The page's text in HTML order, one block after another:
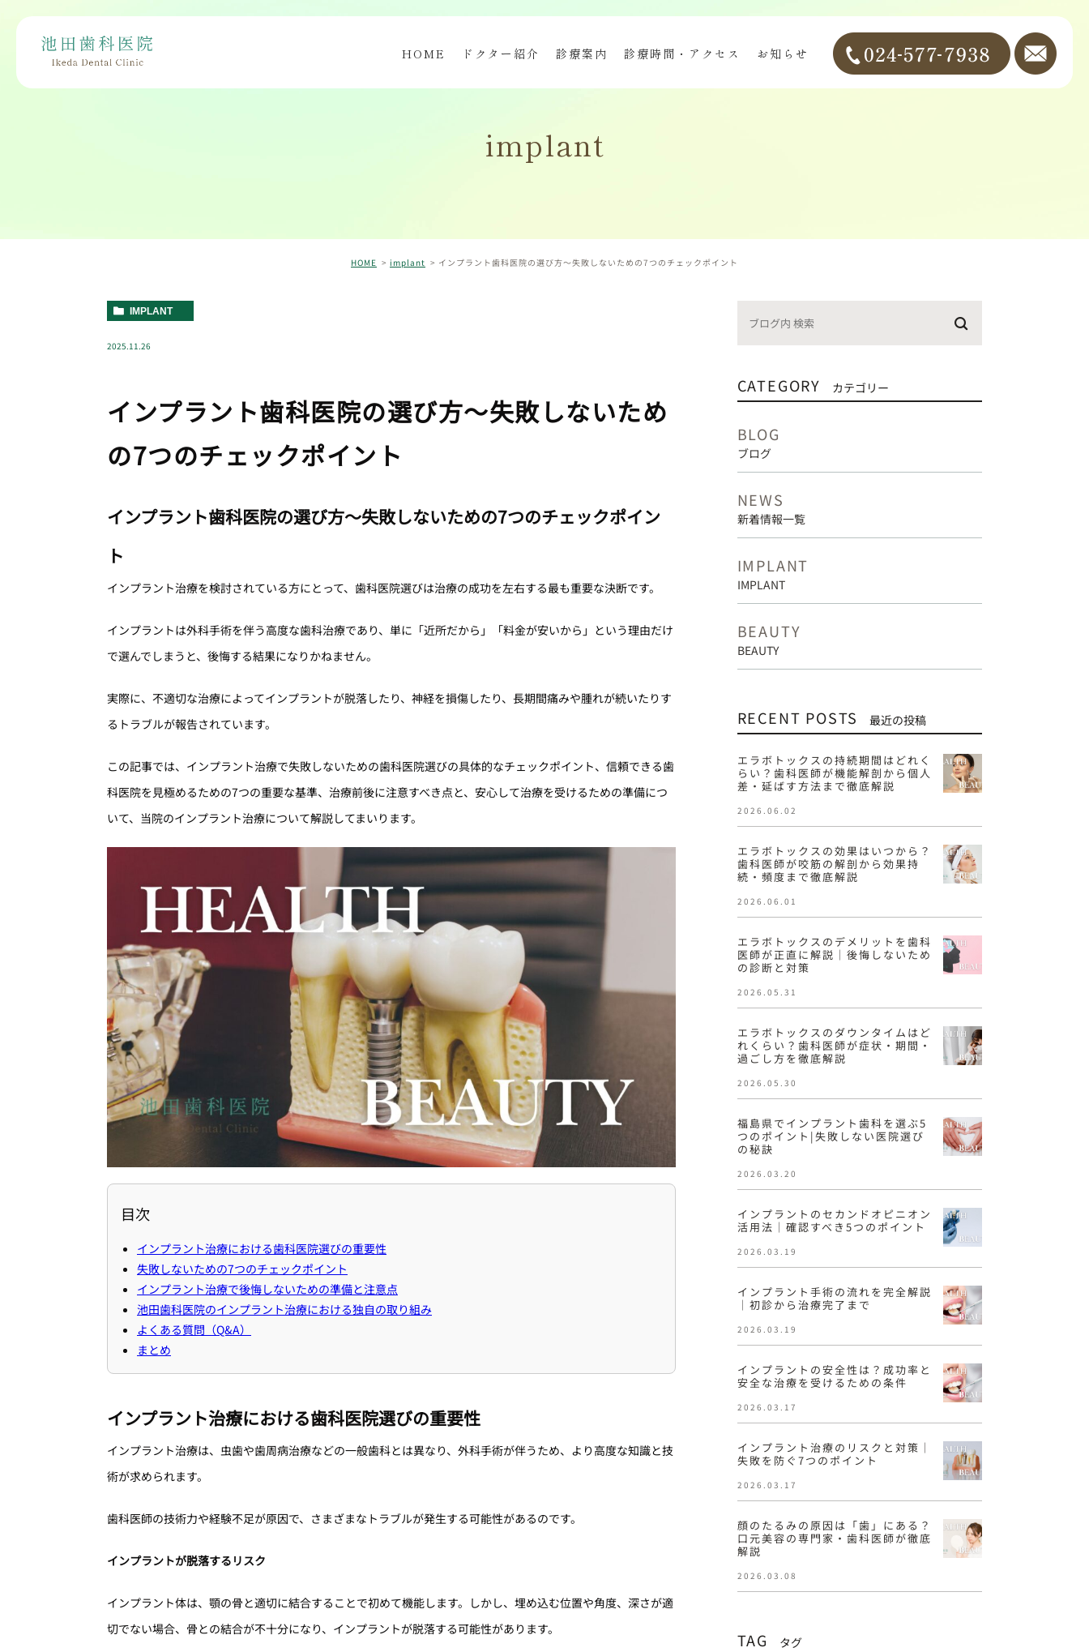
HOME ドクター紹介 診療案内 診療時間・アクセス お知らせ
implant
HOME implant インプラント歯科医院の選び方〜失敗しないための7つのチェックポイント
IMPLANT
2025.11.26
インプラント歯科医院の選び方〜失敗しないため
の7つのチェックポイント
インプラント歯科医院の選び方〜失敗しないための7つのチェックポイン
ト
インプラント治療を検討されている方にとって、歯科医院選びは治療の成功を左右する最も重要な決断です。
インプラントは外科手術を伴う高度な歯科治療であり、単に「近所だから」「料金が安いから」という理由だけ
で選んでしまうと、後悔する結果になりかねません。
実際に、不適切な治療によってインプラントが脱落したり、神経を損傷したり、長期間痛みや腫れが続いたりす
るトラブルが報告されています。
この記事では、インプラント治療で失敗しないための歯科医院選びの具体的なチェックポイント、信頼できる歯
科医院を見極めるための7つの重要な基準、治療前後に注意すべき点と、安心して治療を受けるための準備につ
いて、当院のインプラント治療について解説してまいります。
目次
インプラント治療における歯科医院選びの重要性
失敗しないための7つのチェックポイント
インプラント治療で後悔しないための準備と注意点
池田歯科医院のインプラント治療における独自の取り組み
よくある質問（Q&A）
まとめ
インプラント治療における歯科医院選びの重要性
インプラント治療は、虫歯や歯周病治療などの一般歯科とは異なり、外科手術が伴うため、より高度な知識と技
術が求められます。
歯科医師の技術力や経験不足が原因で、さまざまなトラブルが発生する可能性があるのです。
インプラントが脱落するリスク
インプラント体は、顎の骨と適切に結合することで初めて機能します。しかし、埋め込む位置や角度、深さが適
切でない場合、骨との結合が不十分になり、インプラントが脱落する可能性があります。
CATEGORY カテゴリー
BLOG
ブログ
NEWS
新着情報一覧
IMPLANT
IMPLANT
BEAUTY
BEAUTY
RECENT POSTS 最近の投稿
エラボトックスの持続期間はどれく
らい？歯科医師が機能解剖から個人
差・延ばす方法まで徹底解説
2026.06.02
エラボトックスの効果はいつから？
歯科医師が咬筋の解剖から効果持
続・頻度まで徹底解説
2026.06.01
エラボトックスのデメリットを歯科
医師が正直に解説｜後悔しないため
の診断と対策
2026.05.31
エラボトックスのダウンタイムはど
れくらい？歯科医師が症状・期間・
過ごし方を徹底解説
2026.05.30
福島県でインプラント歯科を選ぶ5
つのポイント|失敗しない医院選び
の秘訣
2026.03.20
インプラントのセカンドオピニオン
活用法｜確認すべき5つのポイント
2026.03.19
インプラント手術の流れを完全解説
｜初診から治療完了まで
2026.03.19
インプラントの安全性は？成功率と
安全な治療を受けるための条件
2026.03.17
インプラント治療のリスクと対策｜
失敗を防ぐ7つのポイント
2026.03.17
顔のたるみの原因は「歯」にある？
口元美容の専門家・歯科医師が徹底
解説
2026.03.08
TAG タグ